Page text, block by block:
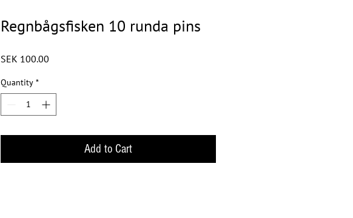
Regnbågsfisken 10 runda pins
SEK 100.00
Quantity *
Add to Cart